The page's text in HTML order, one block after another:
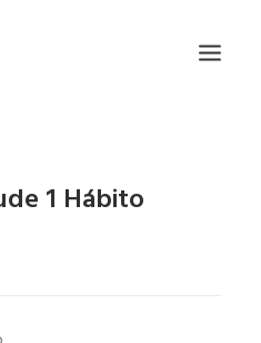
1 Hábito